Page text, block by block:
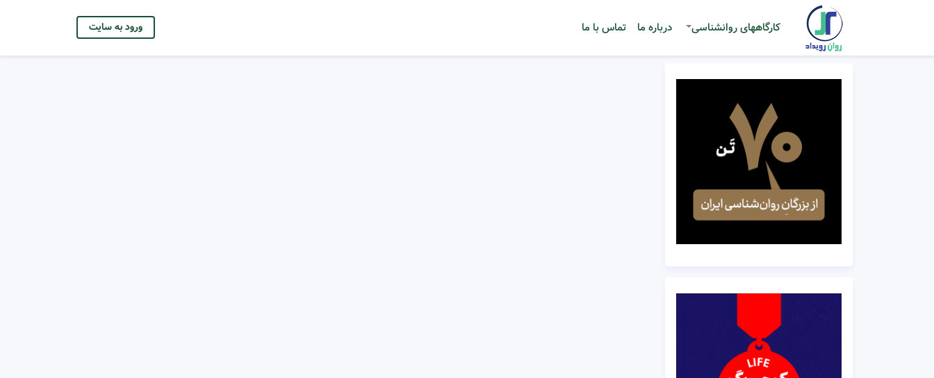
کارگاههای روانشناسی درباره ما تماس با ما ورود به سایت